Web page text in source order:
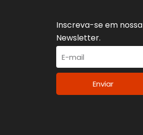
Inscreva-se em nossa
Newsletter.
Enviar